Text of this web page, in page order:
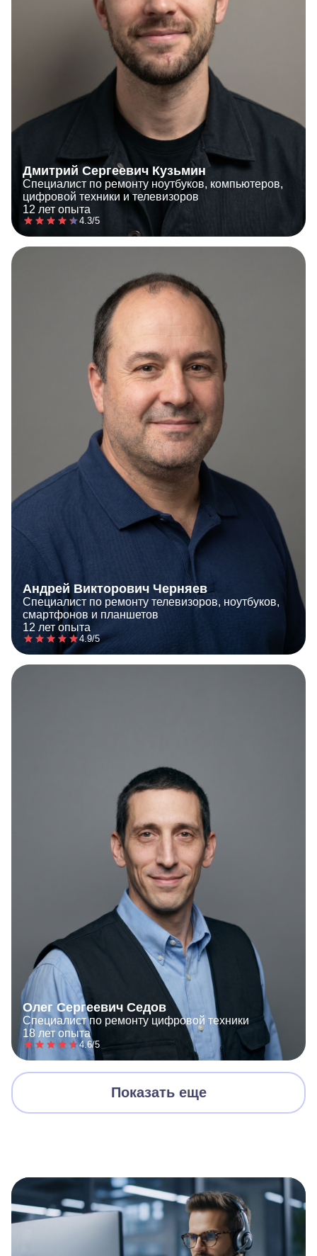
Дмитрий Сергеевич Кузьмин
Специалист по ремонту ноутбуков, компьютеров,
цифровой техники и телевизоров
12 лет опыта
4.3/5
Андрей Викторович Черняев
Специалист по ремонту телевизоров, ноутбуков,
смартфонов и планшетов
12 лет опыта
4.9/5
Олег Сергеевич Седов
Специалист по ремонту цифровой техники
18 лет опыта
4.6/5
Показать еще